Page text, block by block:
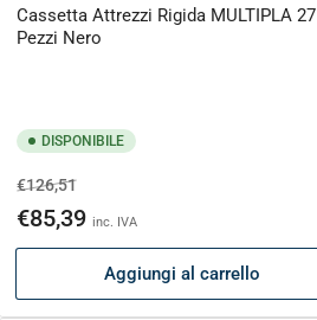
Cassetta Attrezzi Rigida MULTIPLA 27
Pezzi Nero
DISPONIBILE
Prezzo
di
€126,51Prezzo
scontato
€85,39 inc. IVA
Aggiungi al carrello